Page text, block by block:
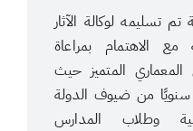
تسليمه لوكالة الآثار
الاهتمام بمراعاة
المتميز حيث
200 ألف زائر سنويًا من ضيوف الدولة
وطلاب المدارس